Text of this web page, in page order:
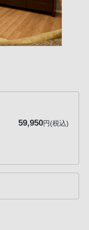
59,950円(税込)